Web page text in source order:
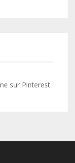
sur Pinterest.